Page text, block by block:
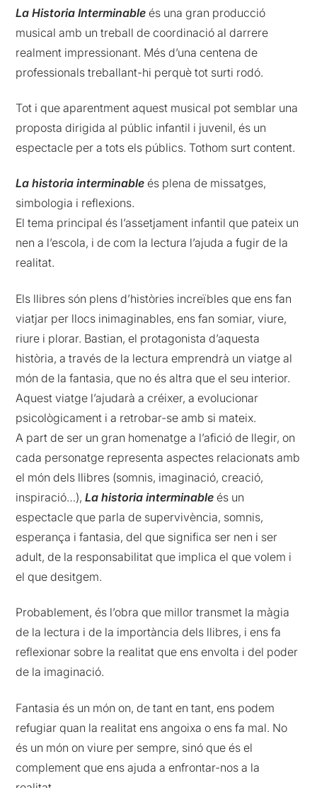
La Historia Interminable és una gran producció
musical amb un treball de coordinació al darrere
realment impressionant. Més d’una centena de
professionals treballant-hi perquè tot surti rodó.
Tot i que aparentment aquest musical pot semblar una
proposta dirigida al públic infantil i juvenil, és un
espectacle per a tots els públics. Tothom surt content.
La historia interminable és plena de missatges,
simbologia i reflexions.
El tema principal és l’assetjament infantil que pateix un
nen a l’escola, i de com la lectura l’ajuda a fugir de la
realitat.
Els llibres són plens d’històries increïbles que ens fan
viatjar per llocs inimaginables, ens fan somiar, viure,
riure i plorar. Bastian, el protagonista d’aquesta
història, a través de la lectura emprendrà un viatge al
món de la fantasia, que no és altra que el seu interior.
Aquest viatge l’ajudarà a créixer, a evolucionar
psicològicament i a retrobar-se amb si mateix.
A part de ser un gran homenatge a l’afició de llegir, on
cada personatge representa aspectes relacionats amb
el món dels llibres (somnis, imaginació, creació,
inspiració…),La historia interminable és un
espectacle que parla de supervivència, somnis,
esperança i fantasia, del que significa ser nen i ser
adult, de la responsabilitat que implica el que volem i
el que desitgem.
Probablement, és l’obra que millor transmet la màgia
de la lectura i de la importància dels llibres, i ens fa
reflexionar sobre la realitat que ens envolta i del poder
de la imaginació.
Fantasia és un món on, de tant en tant, ens podem
refugiar quan la realitat ens angoixa o ens fa mal. No
és un món on viure per sempre, sinó que és el
complement que ens ajuda a enfrontar-nos a la